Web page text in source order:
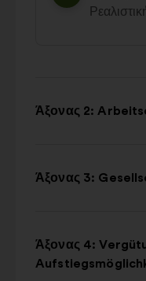
Άξονας 2:
Άξονας 3:
Άξονας 4: